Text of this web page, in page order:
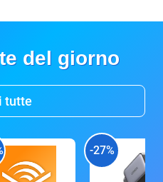
del giorno
tutte
-27%